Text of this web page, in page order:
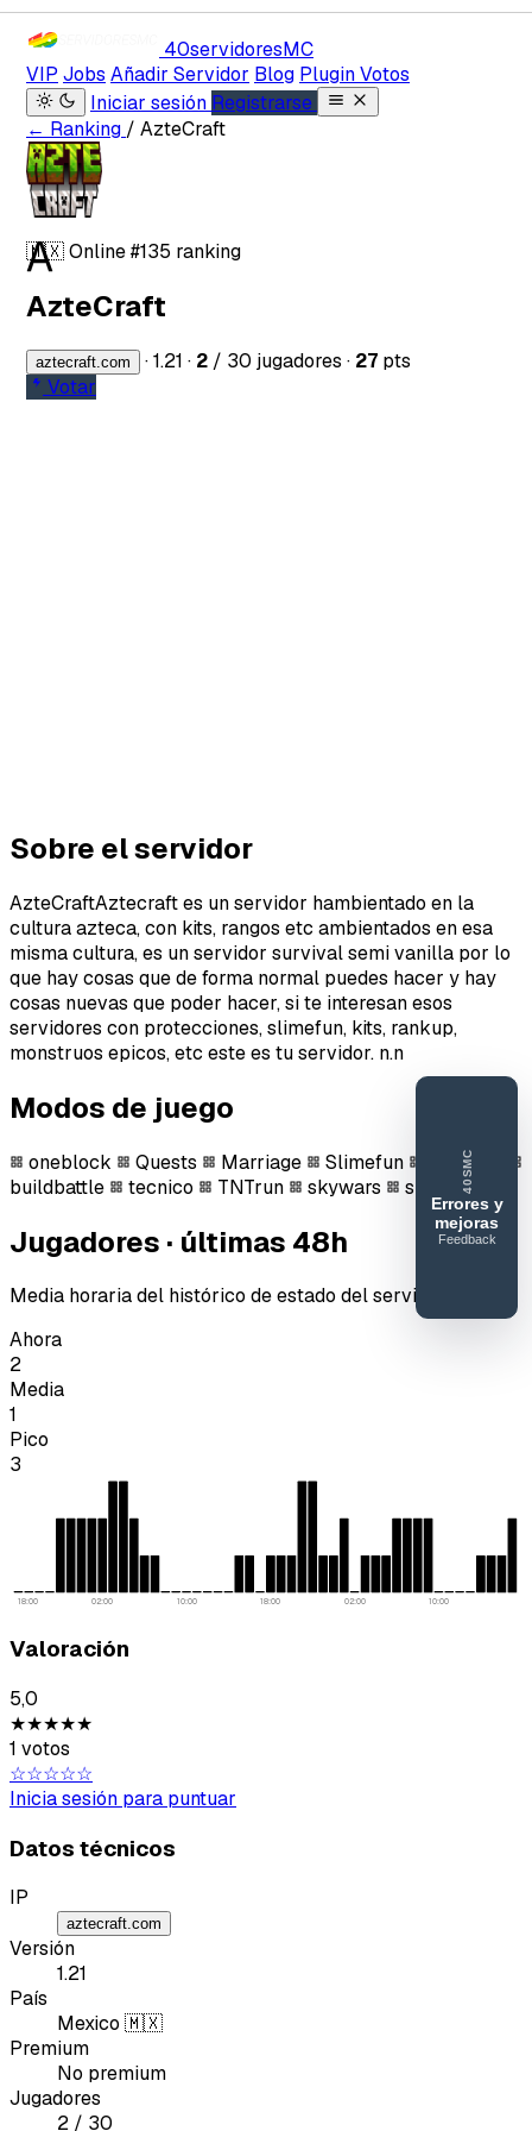
40servidoresMC
VIP Jobs Añadir Servidor Blog Plugin Votos
Iniciar sesión Registrarse
← Ranking / AzteCraft
A
🇲🇽Online#135 ranking
AzteCraft
aztecraft.com ·1.21 · 2 / 30 jugadores · 27 pts
Votar
Sobre el servidor
AzteCraftAztecraft es un servidor hambientado en la
cultura azteca, con kits, rangos etc ambientados en esa
misma cultura, es un servidor survival semi vanilla por lo
que hay cosas que de forma normal puedes hacer y hay
cosas nuevas que poder hacer, si te interesan esos
servidores con protecciones, slimefun, kits, rankup,
monstruos epicos, etc este es tu servidor. n.n
Modos de juego
oneblock Quests Marriage Slimefun
bedwars
buildbattle
tecnico TNTrun skywars survival
Jugadores · últimas 48h
Media horaria del histórico de estado del servidor.
Ahora
2
Media
1
Pico
3
18:00 02:00 10:00 18:00 02:00 10:00
Valoración
5,0
★★★★★
1 votos
☆☆☆☆☆
Inicia sesión para puntuar
Datos técnicos
IP
aztecraft.com
Versión
1.21
País
Mexico 🇲🇽
Premium
No premium
Jugadores
2 / 30
40SMC
Errores y
mejoras
Feedback
40SERVIDORESMC
Reportar